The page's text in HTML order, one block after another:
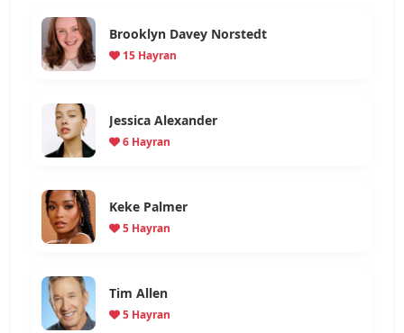
Brooklyn Davey Norstedt
15 Hayran
Jessica Alexander
6 Hayran
Keke Palmer
5 Hayran
Tim Allen
5 Hayran